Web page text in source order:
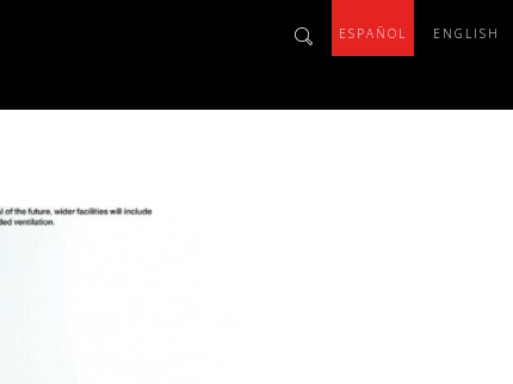
ESPAÑOL ENGLISH